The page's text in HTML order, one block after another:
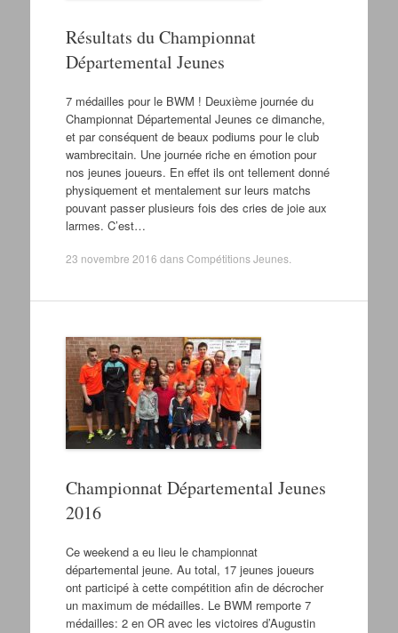
Résultats du Championnat
Départemental Jeunes
7 médailles pour le BWM ! Deuxième journée du
Championnat Départemental Jeunes ce dimanche,
et par conséquent de beaux podiums pour le club
wambrecitain. Une journée riche en émotion pour
nos jeunes joueurs. En effet ils ont tellement donné
physiquement et mentalement sur leurs matchs
pouvant passer plusieurs fois des cries de joie aux
larmes. C’est…
23 novembre 2016 dansCompétitions Jeunes.
Championnat Départemental Jeunes
2016
Ce weekend a eu lieu le championnat
départemental jeune. Au total, 17 jeunes joueurs
ont participé à cette compétition afin de décrocher
un maximum de médailles. Le BWM remporte 7
médailles: 2 en OR avec les victoires d’Augustin